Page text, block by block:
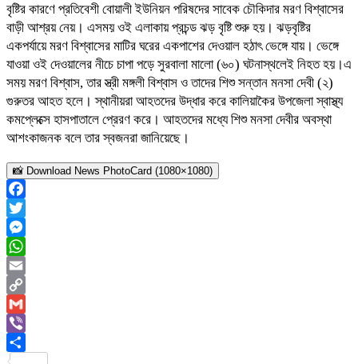
বৃষ্টির কারণে প্রতিবেশী বোয়ালী ইউনিয়ন পরিষদের সাবেক চৌকিদার মরণ বিশ্বাসের
বাড়ী আশ্রয় নেয়। এসময় ওই এলাকায় প্রচন্ড ঝড় বৃষ্টি শুরু হয়। ঝড়বৃষ্টির
একপর্যায়ে মরণ বিশ্বাসের মাটির ঘরের একপাশের দেওয়াল হঠাৎ ভেঙ্গে যায়। ভেঙ্গে
যাওয়া ওই দেওয়ালের নীচে চাপা পড়ে সুরবালা মালো (৬০) ঘটনাস্থলেই নিহত হয়।এ
সময় মরণ বিশ্বাস, তার স্ত্রী মঙ্গলী বিশ্বাস ও তাদের শিশু সন্তান মনসা দেবী (২)
গুরুতর আহত হলে। স্থানীয়রা আহতদের উদ্ধার করে কালিয়াকৈর উপজেলা স্বাস্থ্য
কমপ্লেক্সে হাসপাতালে প্রেরণ করে। আহতদের মধ্যে শিশু মনসা দেবীর অবস্থা
আশংকাজনক বলে তার স্বজনরা জানিয়েছে।
📸 Download News PhotoCard (1080×1080)
Facebook
Twitter
Messenger
WhatsApp
Email
Copy
Link
Gmail
Viber